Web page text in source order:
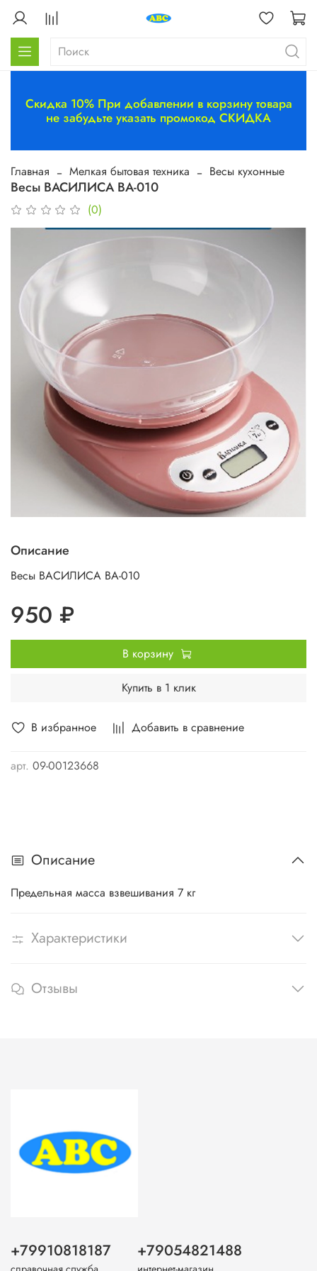
Скидка 10% При добавлении в корзину товара
не забудьте указать промокод СКИДКА
Главная Мелкая бытовая техника Весы кухонные
Весы ВАСИЛИСА ВА-010
(0)
В избранное Добавить в сравнение
арт. 09-00123668
Описание
Весы ВАСИЛИСА ВА-010
950 ₽
В корзину
Купить в 1 клик
Описание
Предельная масса взвешивания 7 кг
Характеристики
Отзывы
+79910818187 +79054821488